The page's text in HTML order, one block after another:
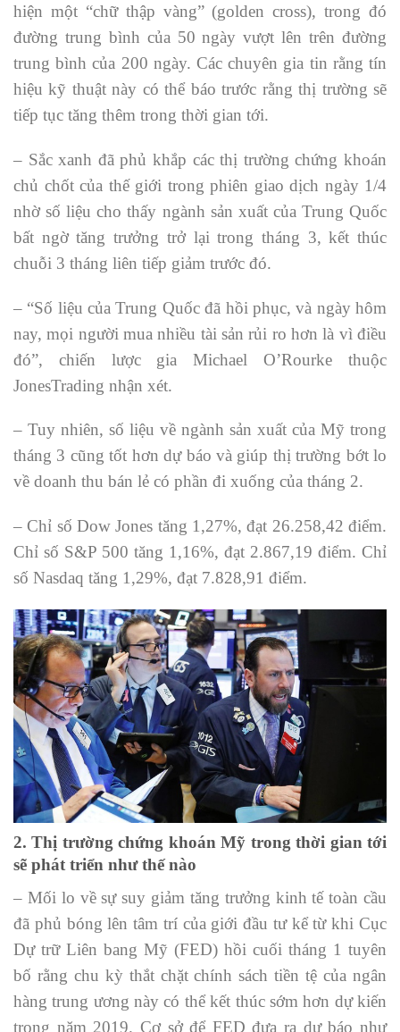
hiện một “chữ thập vàng” (golden cross), trong đó
đường trung bình của 50 ngày vượt lên trên đường
trung bình của 200 ngày. Các chuyên gia tin rằng tín
hiệu kỹ thuật này có thể báo trước rằng thị trường sẽ
tiếp tục tăng thêm trong thời gian tới.
– Sắc xanh đã phủ khắp các thị trường chứng khoán
chủ chốt của thế giới trong phiên giao dịch ngày 1/4
nhờ số liệu cho thấy ngành sản xuất của Trung Quốc
bất ngờ tăng trưởng trở lại trong tháng 3, kết thúc
chuỗi 3 tháng liên tiếp giảm trước đó.
– “Số liệu của Trung Quốc đã hồi phục, và ngày hôm
nay, mọi người mua nhiều tài sản rủi ro hơn là vì điều
đó”, chiến lược gia Michael O’Rourke thuộc
JonesTrading nhận xét.
– Tuy nhiên, số liệu về ngành sản xuất của Mỹ trong
tháng 3 cũng tốt hơn dự báo và giúp thị trường bớt lo
về doanh thu bán lẻ có phần đi xuống của tháng 2.
– Chỉ số Dow Jones tăng 1,27%, đạt 26.258,42 điểm.
Chỉ số S&P 500 tăng 1,16%, đạt 2.867,19 điểm. Chỉ
số Nasdaq tăng 1,29%, đạt 7.828,91 điểm.
2. Thị trường chứng khoán Mỹ trong thời gian tới
sẽ phát triển như thế nào
– Mối lo về sự suy giảm tăng trưởng kinh tế toàn cầu
đã phủ bóng lên tâm trí của giới đầu tư kể từ khi Cục
Dự trữ Liên bang Mỹ (FED) hồi cuối tháng 1 tuyên
bố rằng chu kỳ thắt chặt chính sách tiền tệ của ngân
hàng trung ương này có thể kết thúc sớm hơn dự kiến
trong năm 2019. Cơ sở để FED đưa ra dự báo như